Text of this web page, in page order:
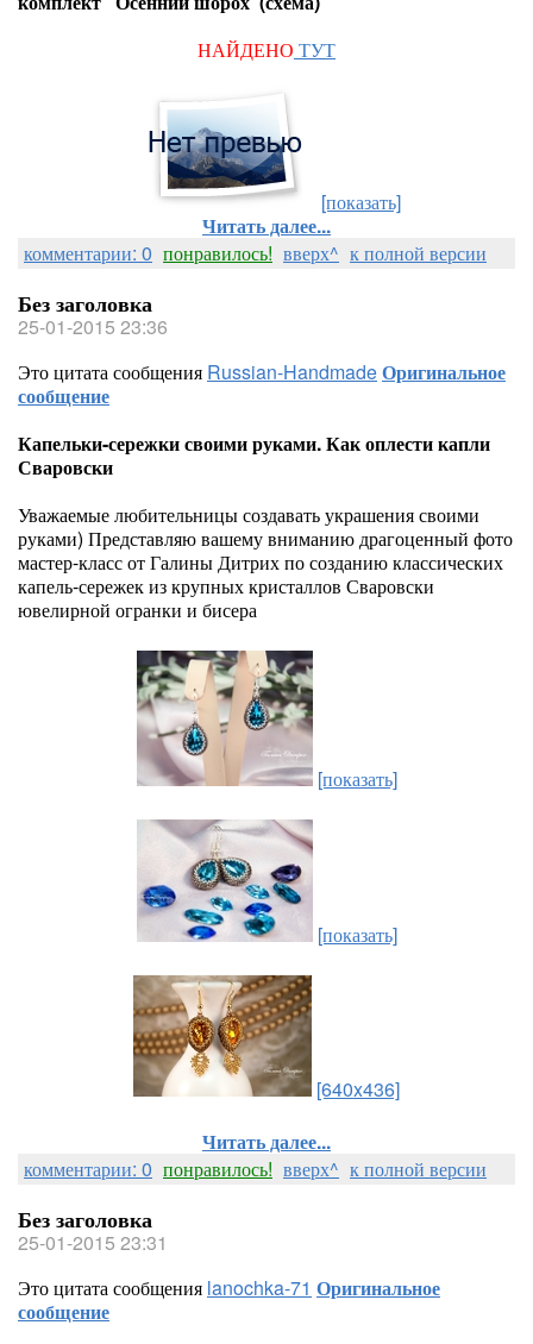
НАЙДЕНО ТУТ
[показать]
Читать далее...
комментарии: 0 понравилось! вверх^ к полной версии
Без заголовка
25-01-2015 23:36
Это цитата сообщения Russian-HandmadeОригинальное
сообщение
Капельки-сережки своими руками. Как оплести капли
Сваровски
Уважаемые любительницы создавать украшения своими
руками) Представляю вашему вниманию драгоценный фото
мастер-класс от Галины Дитрих по созданию классических
капель-сережек из крупных кристаллов Сваровски
ювелирной огранки и бисера
[показать]
[показать]
[640x436]
Читать далее...
комментарии: 0 понравилось! вверх^ к полной версии
Без заголовка
25-01-2015 23:31
Это цитата сообщения lanochka-71 Оригинальное
сообщение